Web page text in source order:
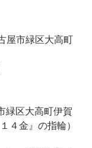
市緑区大高町
緑区大高町伊賀
４金』の指輪）